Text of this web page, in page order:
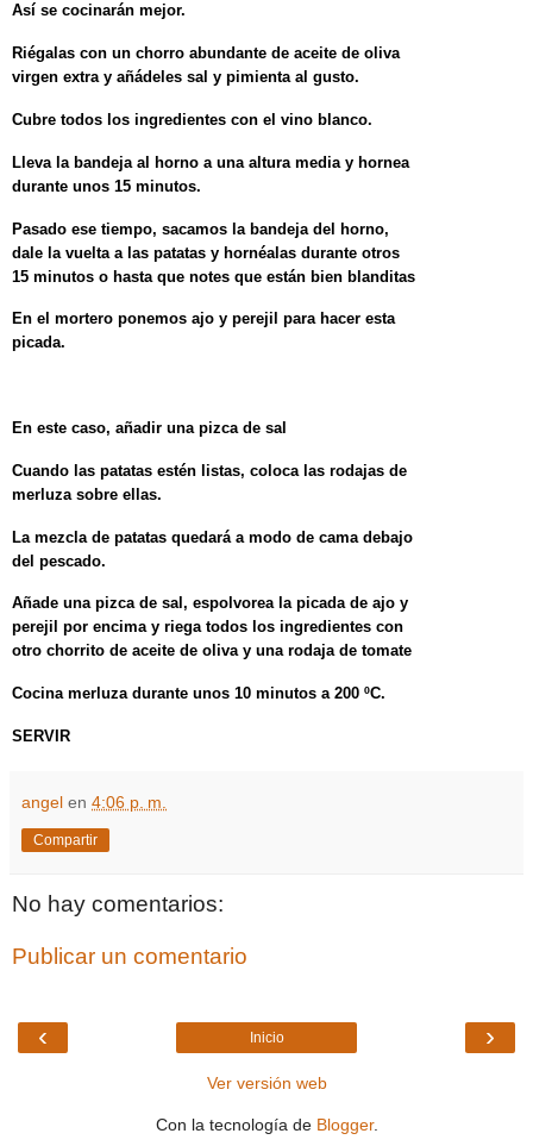
Así se cocinarán mejor.
Riégalas con un chorro abundante de aceite de oliva
virgen extra y añádeles sal y pimienta al gusto.
Cubre todos los ingredientes con el vino blanco.
Lleva la bandeja al horno a una altura media y hornea
durante unos 15 minutos.
Pasado ese tiempo, sacamos la bandeja del horno,
dale la vuelta a las patatas y hornéalas durante otros
15 minutos o hasta que notes que están bien blanditas
En el mortero ponemos ajo y perejil para hacer esta
picada.
En este caso, añadir una pizca de sal
Cuando las patatas estén listas, coloca las rodajas de
merluza sobre ellas.
La mezcla de patatas quedará a modo de cama debajo
del pescado.
Añade una pizca de sal, espolvorea la picada de ajo y
perejil por encima y riega todos los ingredientes con
otro chorrito de aceite de oliva y una rodaja de tomate
Cocina merluza durante unos 10 minutos a 200 ºC.
SERVIR
angel en 4:06 p. m.
Compartir
No hay comentarios:
Publicar un comentario
‹ ›
Inicio
Ver versión web
Con la tecnología de Blogger.